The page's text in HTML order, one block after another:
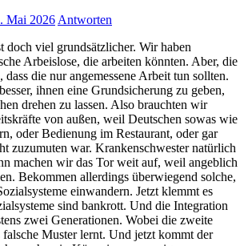
Mai 2026 Antworten
doch viel grundsätzlicher. Wir haben
Arbeislose, die arbeiten könnten. Aber, die
dass die nur angemessene Arbeit tun sollten.
ihnen eine Grundsicherung zu geben,
drehen zu lassen. Also brauchten wir
von außen, weil Deutschen sowas wie
oder Bedienung im Restaurant, oder gar
zuzumuten war. Krankenschwester natürlich
machen wir das Tor weit auf, weil angeblich
Bekommen allerdings überwiegend solche,
einwandern. Jetzt klemmt es
sind bankrott. Und die Integration
zwei Generationen. Wobei die zweite
falsche Muster lernt. Und jetzt kommt der